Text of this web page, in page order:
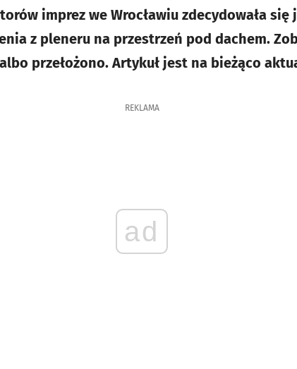
imprez we Wrocławiu zdecydowała się
z pleneru na przestrzeń pod dachem.
przełożono. Artykuł jest na bieżąco
REKLAMA
ad